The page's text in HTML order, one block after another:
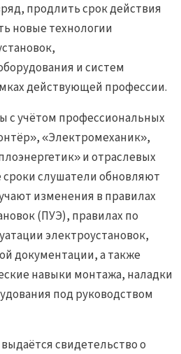
продлить срок действия
новые технологии
и систем
действующей профессии.
с учётом профессиональных
«Электромеханик»,
и отраслевых
сроки слушатели обновляют
изменения в правилах
(ПУЭ), правилах по
электроустановок,
документации, а также
навыки монтажа, наладки
под руководством
свидетельство о